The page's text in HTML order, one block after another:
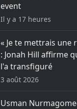
event
Il y a 17 heures
« Je te mettrais une
: Jonah Hill affirme
l'a transfiguré
3 août 2026
Usman